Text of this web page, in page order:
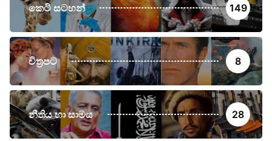
කෙටි සටහන් 149
චිත්‍රපට 8
නීතිය හා සාමය 28